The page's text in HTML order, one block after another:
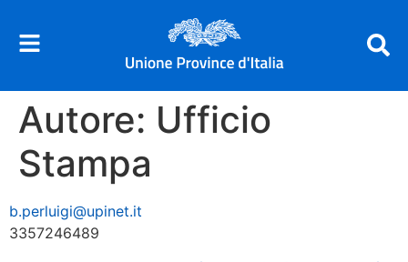
Autore: Ufficio
Stampa
b.perluigi@upinet.it
3357246489